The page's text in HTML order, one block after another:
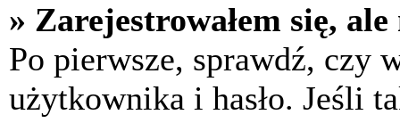
» Zarejestrowałem się,
Po pierwsze, sprawdź, czy
użytkownika i hasło. Jeśli